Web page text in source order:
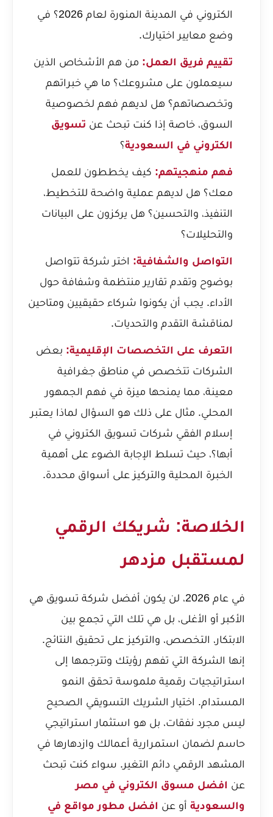
الكتروني في المدينة المنورة لعام 2026؟
في
وضع معايير اختيارك.
تقييم فريق العمل: من هم الأشخاص الذين
سيعملون على مشروعك؟ ما هي خبراتهم
وتخصصاتهم؟ هل لديهم فهم لخصوصية
السوق، خاصة إذا كنت تبحث عن تسويق
الكتروني في السعودية؟
فهم منهجيتهم: كيف يخططون للعمل
معك؟ هل لديهم عملية واضحة للتخطيط،
التنفيذ، والتحسين؟ هل يركزون على البيانات
والتحليلات؟
التواصل والشفافية: اختر شركة تتواصل
بوضوح وتقدم تقارير منتظمة وشفافة حول
الأداء. يجب أن يكونوا شركاء حقيقيين ومتاحين
لمناقشة التقدم والتحديات.
التعرف على التخصصات الإقليمية: بعض
الشركات تتخصص في مناطق جغرافية
معينة، مما يمنحها ميزة في فهم الجمهور
المحلي. مثال على ذلك هو السؤال لماذا يعتبر
إسلام الفقي شركات تسويق الكتروني في
أبها؟، حيث تسلط الإجابة الضوء على أهمية
الخبرة المحلية والتركيز على أسواق محددة.
الخلاصة: شريكك الرقمي
لمستقبل مزدهر
في عام 2026، لن يكون أفضل شركة تسويق هي
الأكبر أو الأغلى، بل هي تلك التي تجمع بين
الابتكار، التخصص، والتركيز على تحقيق النتائج.
إنها الشركة التي تفهم رؤيتك وتترجمها إلى
استراتيجيات رقمية ملموسة تحقق النمو
المستدام. اختيار الشريك التسويقي الصحيح
ليس مجرد نفقات، بل هو استثمار استراتيجي
حاسم لضمان استمرارية أعمالك وازدهارها في
المشهد الرقمي دائم التغير. سواء كنت تبحث
عن افضل مسوق الكتروني في مصر
والسعودية أو عن افضل مطور مواقع في